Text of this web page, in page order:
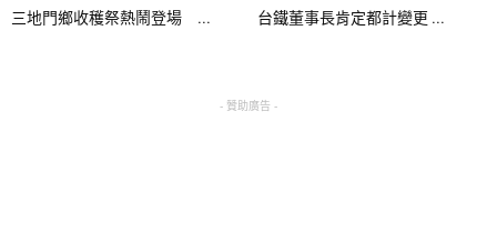
三地門鄉收穫祭熱鬧登場 ... 台鐵董事長肯定都計變更 ...
- 贊助廣告 -